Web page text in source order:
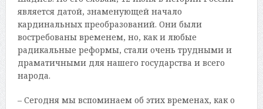
является датой, знаменующей начало
кардинальных преобразований. Они были
востребованы временем, но, как и любые
радикальные реформы, стали очень трудными и
драматичными для нашего государства и всего
народа.
– Сегодня мы вспоминаем об этих временах, как о